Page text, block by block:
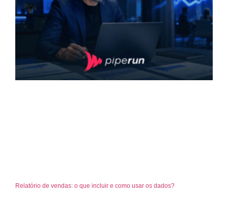
Relatório de vendas: o que incluir e como usar os dados?